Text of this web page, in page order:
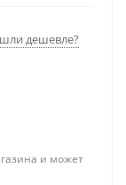
дешевле?
и может